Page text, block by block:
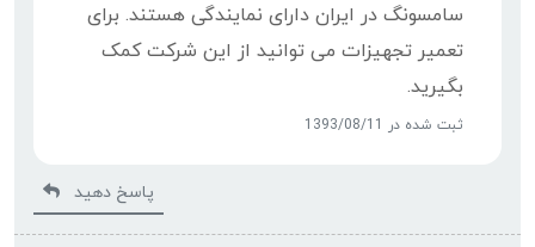
سامسونگ در ایران دارای نمایندگی هستند. برای
تعمیر تجهیزات می توانید از این شرکت کمک
بگیرید.
ثبت شده در 1393/08/11
پاسخ دهید